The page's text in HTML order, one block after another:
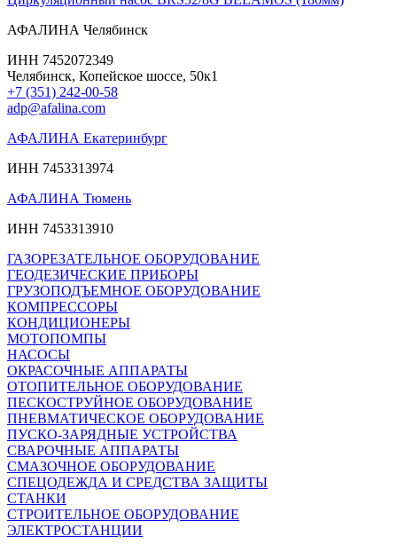
АФАЛИНА Челябинск
ИНН 7452072349
Челябинск, Копейское шоссе, 50к1
+7 (351) 242-00-58
adp@afalina.com
АФАЛИНА Екатеринбург
ИНН 7453313974
АФАЛИНА Тюмень
ИНН 7453313910
ГАЗОРЕЗАТЕЛЬНОЕ ОБОРУДОВАНИЕ
ГЕОДЕЗИЧЕСКИЕ ПРИБОРЫ
ГРУЗОПОДЪЕМНОЕ ОБОРУДОВАНИЕ
КОМПРЕССОРЫ
КОНДИЦИОНЕРЫ
МОТОПОМПЫ
НАСОСЫ
ОКРАСОЧНЫЕ АППАРАТЫ
ОТОПИТЕЛЬНОЕ ОБОРУДОВАНИЕ
ПЕСКОСТРУЙНОЕ ОБОРУДОВАНИЕ
ПНЕВМАТИЧЕСКОЕ ОБОРУДОВАНИЕ
ПУСКО-ЗАРЯДНЫЕ УСТРОЙСТВА
СВАРОЧНЫЕ АППАРАТЫ
СМАЗОЧНОЕ ОБОРУДОВАНИЕ
СПЕЦОДЕЖДА И СРЕДСТВА ЗАЩИТЫ
СТАНКИ
СТРОИТЕЛЬНОЕ ОБОРУДОВАНИЕ
ЭЛЕКТРОСТАНЦИИ